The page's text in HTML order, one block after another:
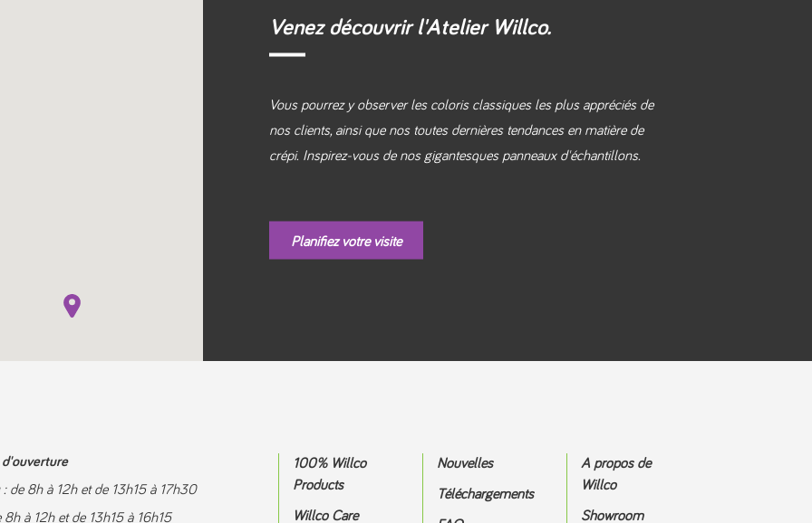
Venez découvrir l'Atelier Willco.
Vous pourrez y observer les coloris classiques les plus appréciés de
nos clients, ainsi que nos toutes dernières tendances en matière de
crépi. Inspirez-vous de nos gigantesques panneaux d'échantillons.
Planifiez votre visite
de 8h à 12h et de 13h15 à 17h30
8h à 12h et de 13h15 à 16h15
100% Willco
Products
Willco Care
Nouvelles
Téléchargements
A propos de
Willco
Showroom